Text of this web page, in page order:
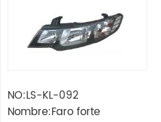
NO:LS-KL-092
Nombre:Faro forte